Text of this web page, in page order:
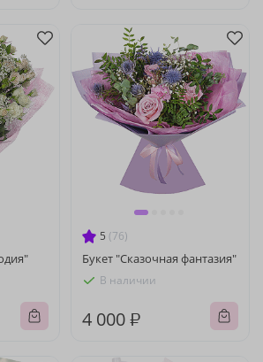
5 (76)
Букет "Сказочная фантазия"
В наличии
4 000 ₽